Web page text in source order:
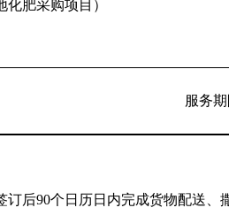
肥采购项目）
服务
订后90个日历日内完成货物配送、